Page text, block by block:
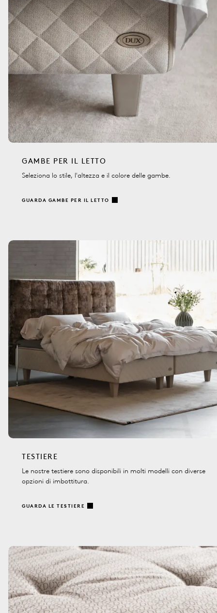
GAMBE PER IL LETTO
Seleziona lo stile, l'altezza e il colore delle gambe.
GUARDA GAMBE PER IL LETTO
TESTIERE
Le nostre testiere sono disponibili in molti modelli con diverse
opzioni di imbottitura.
GUARDA LE TESTIERE